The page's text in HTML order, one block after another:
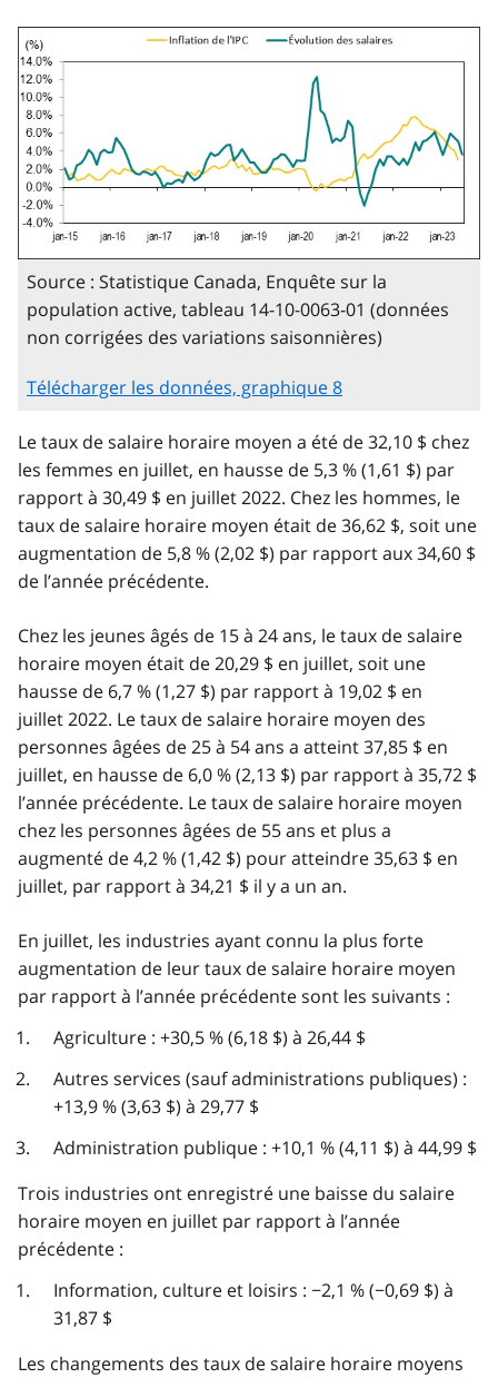
Source : Statistique Canada, Enquête sur la
population active, tableau 14-10-0063-01 (données
non corrigées des variations saisonnières)
Télécharger les données, graphique 8
Le taux de salaire horaire moyen a été de 32,10 $ chez
les femmes en juillet, en hausse de 5,3 % (1,61 $) par
rapport à 30,49 $ en juillet 2022. Chez les hommes, le
taux de salaire horaire moyen était de 36,62 $, soit une
augmentation de 5,8 % (2,02 $) par rapport aux 34,60 $
de l’année précédente.
Chez les jeunes âgés de 15 à 24 ans, le taux de salaire
horaire moyen était de 20,29 $ en juillet, soit une
hausse de 6,7 % (1,27 $) par rapport à 19,02 $ en
juillet 2022. Le taux de salaire horaire moyen des
personnes âgées de 25 à 54 ans a atteint 37,85 $ en
juillet, en hausse de 6,0 % (2,13 $) par rapport à 35,72 $
l’année précédente. Le taux de salaire horaire moyen
chez les personnes âgées de 55 ans et plus a
augmenté de 4,2 % (1,42 $) pour atteindre 35,63 $ en
juillet, par rapport à 34,21 $ il y a un an.
En juillet, les industries ayant connu la plus forte
augmentation de leur taux de salaire horaire moyen
par rapport à l’année précédente sont les suivants :
Agriculture : +30,5 % (6,18 $) à 26,44 $
Autres services (sauf administrations publiques) :
+13,9 % (3,63 $) à 29,77 $
Administration publique : +10,1 % (4,11 $) à 44,99 $
Trois industries ont enregistré une baisse du salaire
horaire moyen en juillet par rapport à l’année
précédente :
Information, culture et loisirs : −2,1 % (−0,69 $) à
31,87 $
Les changements des taux de salaire horaire moyens